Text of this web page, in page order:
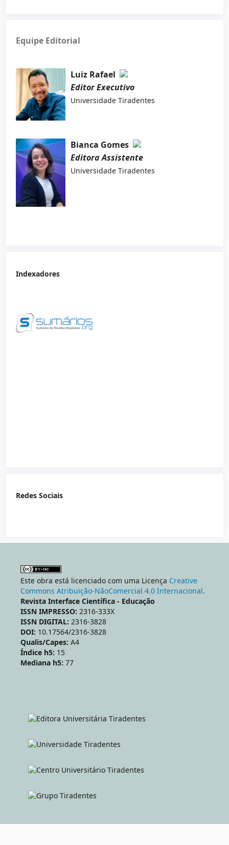
Equipe Editorial
Luiz Rafael
Editor Executivo
Universidade Tiradentes
Bianca Gomes
Editora Assistente
Universidade Tiradentes
Indexadores
Redes Sociais
Este obra está licenciado com uma Licença Creative
Commons Atribuição-NãoComercial 4.0 Internacional.
Revista Interface Científica - Educação
ISSN IMPRESSO: 2316-333X
ISSN DIGITAL: 2316-3828
DOI: 10.17564/2316-3828
Qualis/Capes: A4
Índice h5: 15
Mediana h5: 77